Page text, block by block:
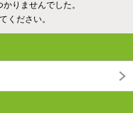
りませんでした。
ください。